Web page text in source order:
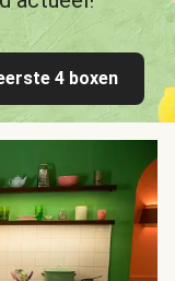
4 boxen